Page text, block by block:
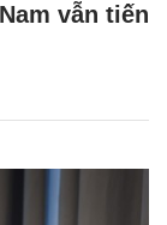
vẫn tiến